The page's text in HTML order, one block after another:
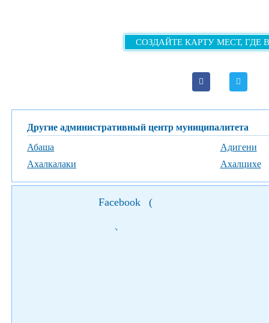
СОЗДАЙТЕ КАРТУ МЕСТ, ГДЕ
Другие административный центр муниципалитета
Абаша
Адигени
Ахалкалаки
Ахалцихе
Facebook (
)